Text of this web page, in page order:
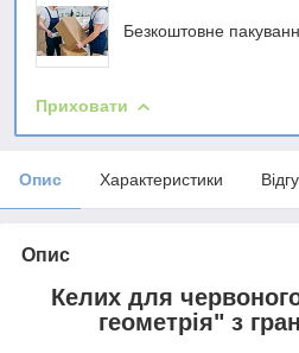
Безкоштовне
Приховати
Опис Характеристики
Опис
Келих для
геометрія" з